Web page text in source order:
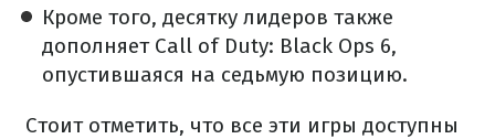
Кроме того, десятку лидеров также
дополняет Call of Duty: Black Ops 6,
опустившаяся на седьмую позицию.
Стоит отметить, что все эти игры доступны